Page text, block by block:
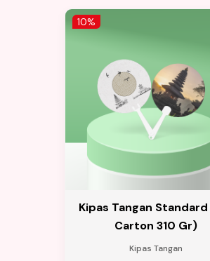
10%
Kipas Tangan
Carton 310 Gr)
Kipas Tangan